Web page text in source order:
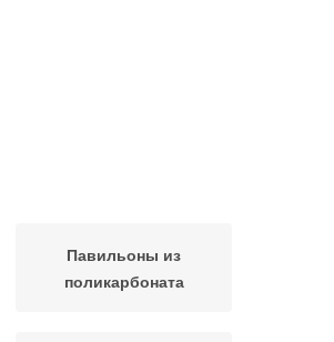
Павильоны из
поликарбоната